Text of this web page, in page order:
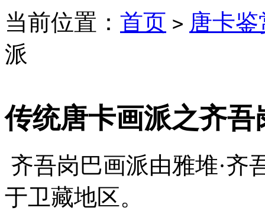
当前位置： 首页 > 唐卡鉴
派
传统唐卡画派之齐吾
齐吾岗巴画派由雅堆·齐
于卫藏地区。